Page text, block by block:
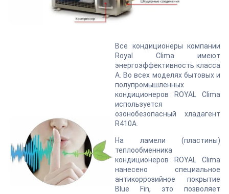
Все кондиционеры компании
Royal Clima имеют
энергоэффективность класса
А. Во всех моделях бытовых и
полупромышленных
кондиционеров ROYAL Clima
используется
озонобезопасный хладагент
R410A.
На ламели (пластины)
теплообменника
кондиционеров ROYAL Clima
нанесено специальное
антикоррозийное покрытие
Blue Fin, это позволяет